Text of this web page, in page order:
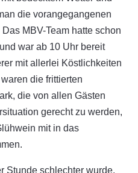
die vorangegangenen
MBV-Team hatte schon
war ab 10 Uhr bereit
mit allerlei Köstlichkeiten
die frittierten
die von allen Gästen
gerecht zu werden,
mit in das
Stunde schlechter wurde,